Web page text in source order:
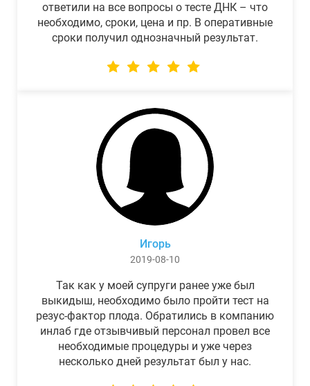
ответили на все вопросы о тесте ДНК – что
необходимо, сроки, цена и пр. В оперативные
сроки получил однозначный результат.
Игорь
2019-08-10
Так как у моей супруги ранее уже был
выкидыш, необходимо было пройти тест на
резус-фактор плода. Обратились в компанию
инлаб где отзывчивый персонал провел все
необходимые процедуры и уже через
несколько дней результат был у нас.